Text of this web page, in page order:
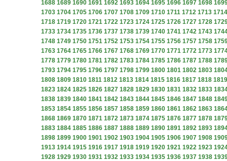
1688 1689 1690 1691 1692 1693 1694 1695 1696 1697 1698
1703 1704 1705 1706 1707 1708 1709 1710 1711 1712 1713 1714
1718 1719 1720 1721 1722 1723 1724 1725 1726 1727 1728
1733 1734 1735 1736 1737 1738 1739 1740 1741 1742 1743
1748 1749 1750 1751 1752 1753 1754 1755 1756 1757 1758
1763 1764 1765 1766 1767 1768 1769 1770 1771 1772 1773
1778 1779 1780 1781 1782 1783 1784 1785 1786 1787 1788
1793 1794 1795 1796 1797 1798 1799 1800 1801 1802 1803
1808 1809 1810 1811 1812 1813 1814 1815 1816 1817 1818 1819
1823 1824 1825 1826 1827 1828 1829 1830 1831 1832 1833
1838 1839 1840 1841 1842 1843 1844 1845 1846 1847 1848
1853 1854 1855 1856 1857 1858 1859 1860 1861 1862 1863
1868 1869 1870 1871 1872 1873 1874 1875 1876 1877 1878
1883 1884 1885 1886 1887 1888 1889 1890 1891 1892 1893
1898 1899 1900 1901 1902 1903 1904 1905 1906 1907 1908
1913 1914 1915 1916 1917 1918 1919 1920 1921 1922 1923
1928 1929 1930 1931 1932 1933 1934 1935 1936 1937 1938